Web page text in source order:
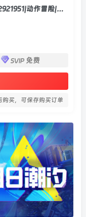
明日潮汐/Tides of Tomorrow Build.22921951|动作冒险|容量11.3GB|官方中文版
SVIP 免费
购买，可保存购买订单